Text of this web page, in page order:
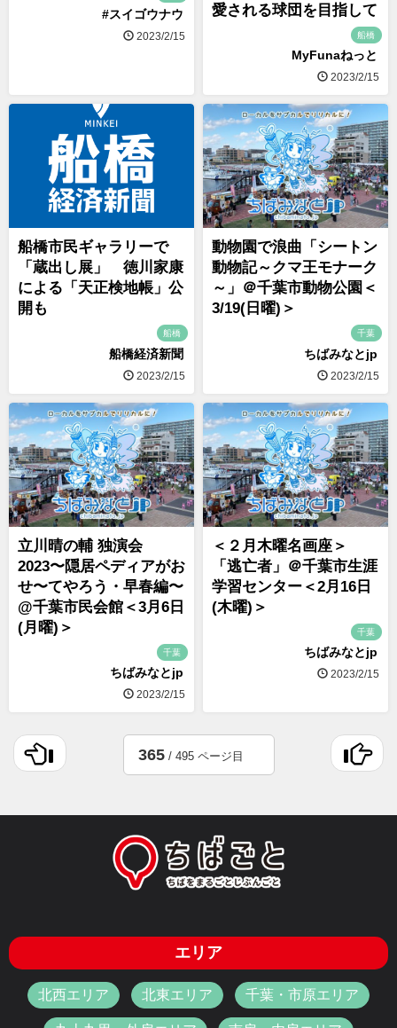
#スイゴウナウ
2023/2/15
愛される球団を目指して
船橋
MyFunaねっと
2023/2/15
船橋市民ギャラリーで
「蔵出し展」 徳川家康
による「天正検地帳」公
開も
船橋
船橋経済新聞
2023/2/15
動物園で浪曲「シートン
動物記～クマ王モナーク
～」＠千葉市動物公園＜
3/19(日曜)＞
千葉
ちばみなとjp
2023/2/15
立川晴の輔 独演会
2023〜隠居ペディアがお
せ〜てやろう・早春編〜
@千葉市民会館＜3月6日
(月曜)＞
千葉
ちばみなとjp
2023/2/15
＜２月木曜名画座＞
「逃亡者」＠千葉市生涯
学習センター＜2月16日
(木曜)＞
千葉
ちばみなとjp
2023/2/15
365/ 495 ページ目
エリア
北西エリア 北東エリア 千葉・市原エリア